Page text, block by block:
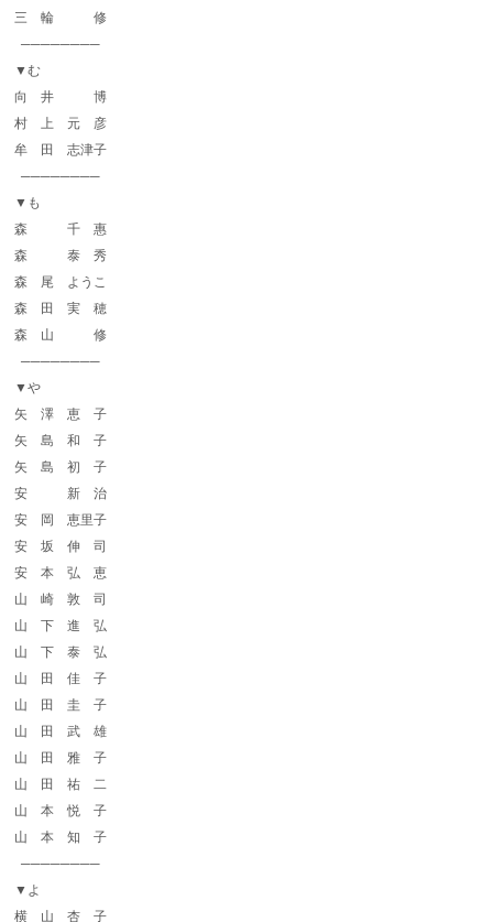
三 輪 修
────────
▼む
向 井 博
村 上 元 彦
牟 田 志津子
────────
▼も
森 千 惠
森 泰 秀
森 尾 ようこ
森 田 実 穂
森 山 修
────────
▼や
矢 澤 恵 子
矢 島 和 子
矢 島 初 子
安 新 治
安 岡 恵里子
安 坂 伸 司
安 本 弘 恵
山 崎 敦 司
山 下 進 弘
山 下 泰 弘
山 田 佳 子
山 田 圭 子
山 田 武 雄
山 田 雅 子
山 田 祐 二
山 本 悦 子
山 本 知 子
────────
▼よ
横 山 杏 子